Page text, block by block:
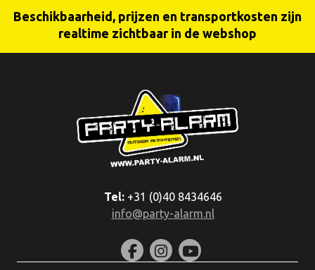
Beschikbaarheid, prijzen en transportkosten zijn
realtime zichtbaar in de webshop
Tel:+31 (0)40 8434646
info@party-alarm.nl